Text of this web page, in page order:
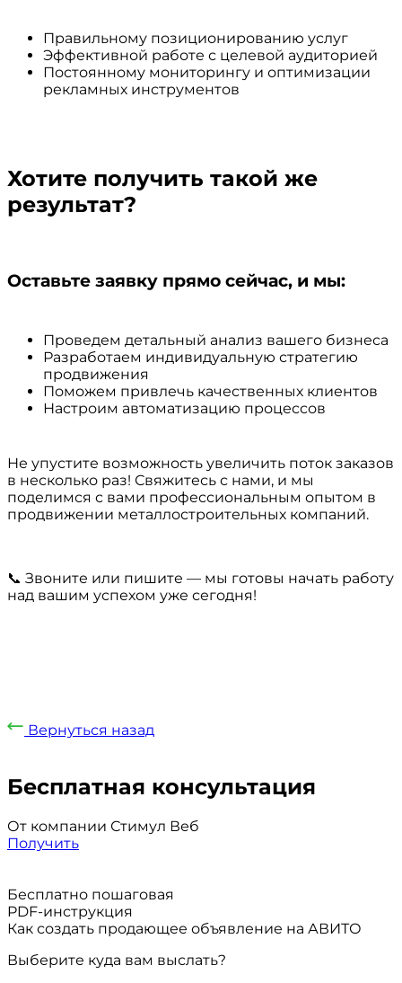
Правильному позиционированию услуг
Эффективной работе с целевой аудиторией
Постоянному мониторингу и оптимизации
рекламных инструментов
Хотите получить такой же
результат?
Оставьте заявку прямо сейчас, и мы:
Проведем детальный анализ вашего бизнеса
Разработаем индивидуальную стратегию
продвижения
Поможем привлечь качественных клиентов
Настроим автоматизацию процессов
Не упустите возможность увеличить поток заказов
в несколько раз! Свяжитесь с нами, и мы
поделимся с вами профессиональным опытом в
продвижении металлостроительных компаний.
📞 Звоните или пишите — мы готовы начать работу
над вашим успехом уже сегодня!
Вернуться назад
Бесплатная консультация
От компании Стимул Веб
Получить
Бесплатно пошаговая
PDF-инструкция
Как создать продающее объявление на АВИТО
Выберите куда вам выслать?